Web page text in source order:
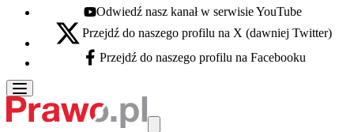
Youtube - otwiera się w nowej karcie
Odwiedź nasz kanał w serwisie YouTube
X - otwiera się w nowej karcie
Przejdź do naszego profilu na X (dawniej Twitter)
Facebook - otwiera się w nowej karcie
Przejdź do naszego profilu na Facebooku